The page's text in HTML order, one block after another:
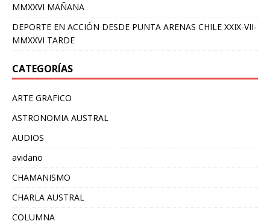
MMXXVI MAÑANA
DEPORTE EN ACCIÓN DESDE PUNTA ARENAS CHILE XXIX-VII-
MMXXVI TARDE
CATEGORÍAS
ARTE GRAFICO
ASTRONOMIA AUSTRAL
AUDIOS
avidano
CHAMANISMO
CHARLA AUSTRAL
COLUMNA